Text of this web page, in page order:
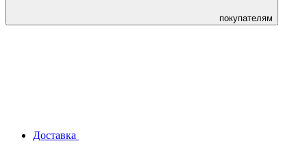
покупателям
Доставка